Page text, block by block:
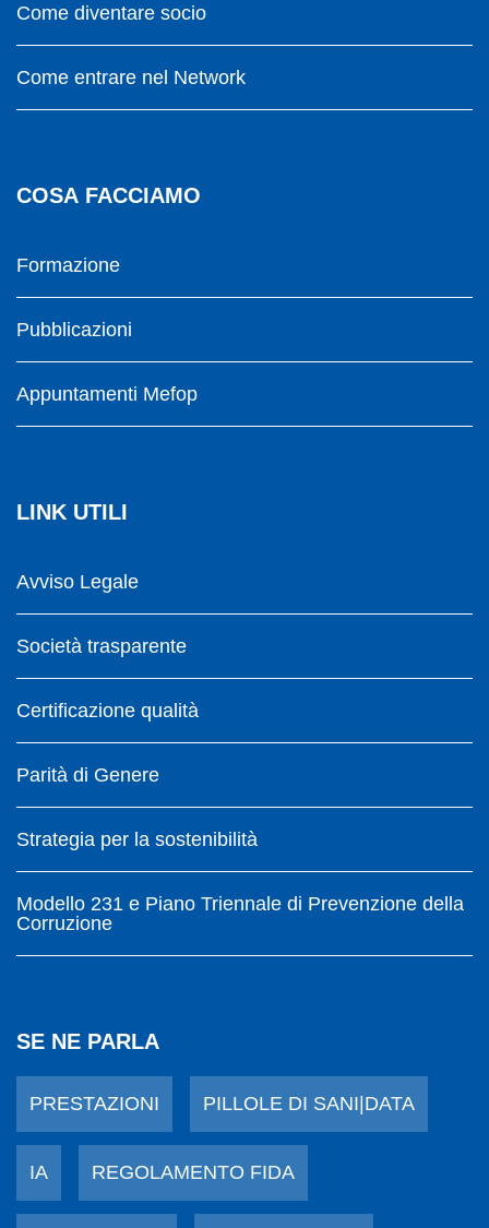
Come diventare socio
Come entrare nel Network
COSA FACCIAMO
Formazione
Pubblicazioni
Appuntamenti Mefop
LINK UTILI
Avviso Legale
Società trasparente
Certificazione qualità
Parità di Genere
Strategia per la sostenibilità
Modello 231 e Piano Triennale di Prevenzione della
Corruzione
SE NE PARLA
PRESTAZIONI PILLOLE DI SANI|DATA
IA REGOLAMENTO FIDA